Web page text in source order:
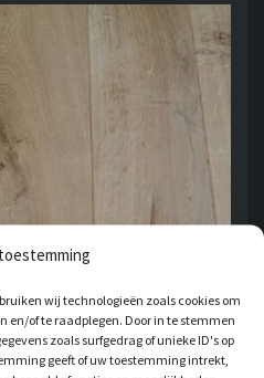
wij technologieën zoals cookies om
en/of te raadplegen. Door in te stemmen
zoals surfgedrag of unieke ID's op
geeft of uw toestemming intrekt,